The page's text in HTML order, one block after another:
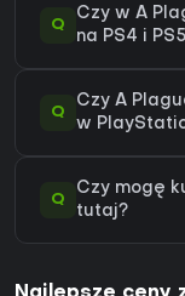
Q
Czy w A
na PS4 i
Q
Czy A
w
Q
Czy mogę
tutaj?